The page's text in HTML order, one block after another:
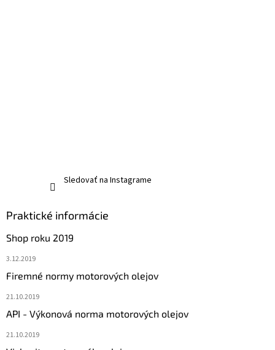
Sledovať na Instagrame
Praktické informácie
Shop roku 2019
3.12.2019
Firemné normy motorových olejov
21.10.2019
API - Výkonová norma motorových olejov
21.10.2019